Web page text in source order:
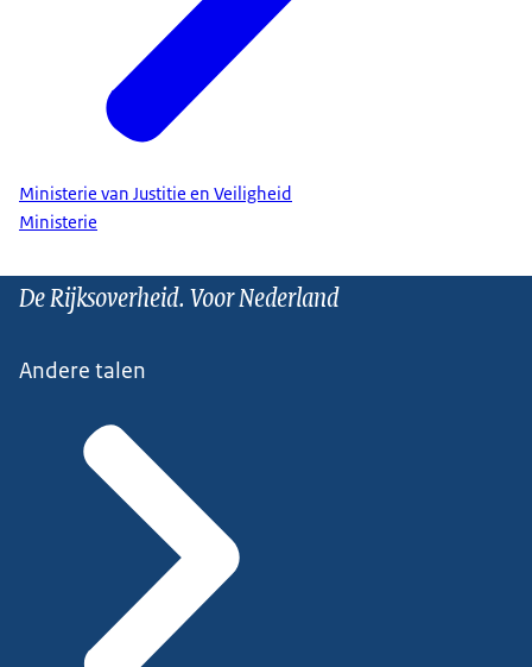
Ministerie van Justitie en Veiligheid
Ministerie
De Rijksoverheid. Voor Nederland
Andere talen